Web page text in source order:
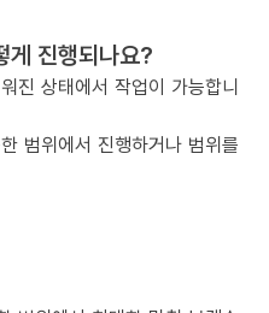
게 진행되나요?
진 상태에서 작업이 가능합니
범위에서 진행하거나 범위를